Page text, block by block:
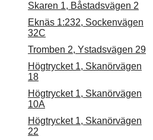
Skaren 1, Båstadsvägen 2
Eknäs 1:232, Sockenvägen
32C
Tromben 2, Ystadsvägen 29
Högtrycket 1, Skanörvägen
18
Högtrycket 1, Skanörvägen
10A
Högtrycket 1, Skanörvägen
22